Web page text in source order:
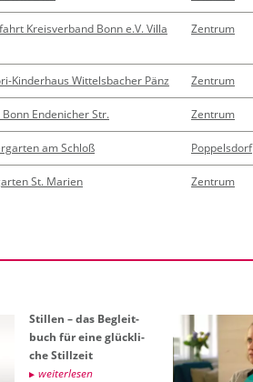
Kreisverband Bonn e.V. Villa
Zentrum
Kinderhaus Wittelsbacher Pänz Zentrum
Endenicher Str. Zentrum
am Schloß Poppelsdorf
St. Marien Zentrum
Stil­len – das Be­gleit­
buch für eine glück­li­
che Still­zeit
wei­ter­le­sen